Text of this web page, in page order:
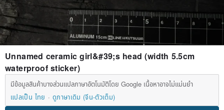
Unnamed ceramic girl&#39;s head (width 5.5cm
waterproof sticker)
มีข้อมูลสินค้าบางส่วนแปลภาษาอัตโนมัติโดย Google เนื้อหาอาจไม่แม่นยำ
แปลเป็น ไทย
ดูภาษาเดิม (จีน-ตัวเต็ม)